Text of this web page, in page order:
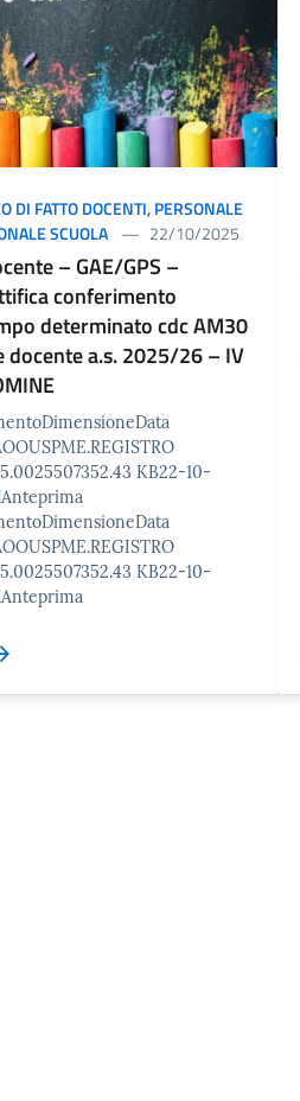
DI FATTO DOCENTI,PERSONALE
SCUOLA 22/10/2025
– GAE/GPS –
conferimento
determinato cdc AM30
docente a.s. 2025/26 – IV
KB22-10-
KB22-10-